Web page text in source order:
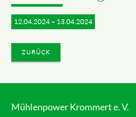
12.04.2024 – 13.04.2024
ZURÜCK
Mühlenpower Krommert e. V.